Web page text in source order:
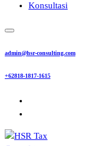
Konsultasi
admin@hsr-consulting.com
+62818-1817-1615